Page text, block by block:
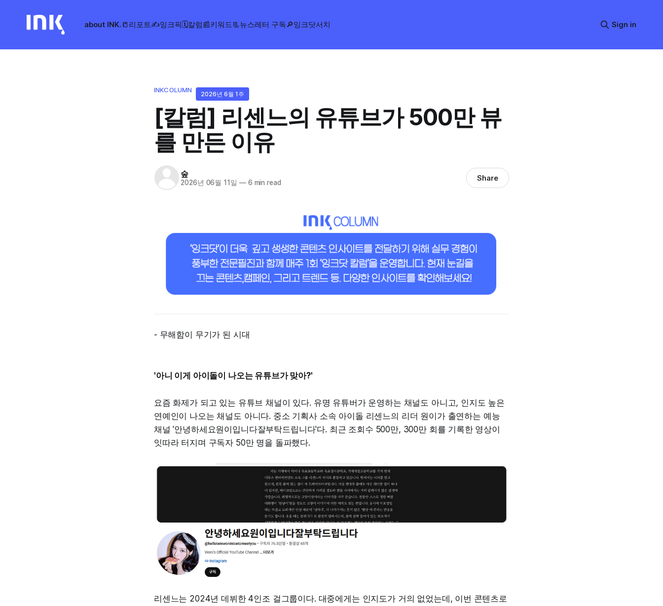
about INK.📒리포트✍️잉크픽🗓️칼럼📰키워드📃뉴스레터 구독🔎잉크닷서치 Sign in
INKCOLUMN
2026년 6월 1주
[칼럼] 리센느의 유튜브가 500만 뷰
를 만든 이유
숲
2026년 06월 11일 —6 min read Share
- 무해함이 무기가 된 시대
'아니 이게 아이돌이 나오는 유튜브가 맞아?'
요즘 화제가 되고 있는 유튜브 채널이 있다. 유명 유튜버가 운영하는 채널도 아니고, 인지도 높은
연예인이 나오는 채널도 아니다. 중소 기획사 소속 아이돌 리센느의 리더 원이가 출연하는 예능
채널 '안녕하세요원이입니다잘부탁드립니다'다. 최근 조회수 500만, 300만 회를 기록한 영상이
잇따라 터지며 구독자 50만 명을 돌파했다.
리센느는 2024년 데뷔한 4인조 걸그룹이다. 대중에게는 인지도가 거의 없었는데, 이번 콘텐츠로